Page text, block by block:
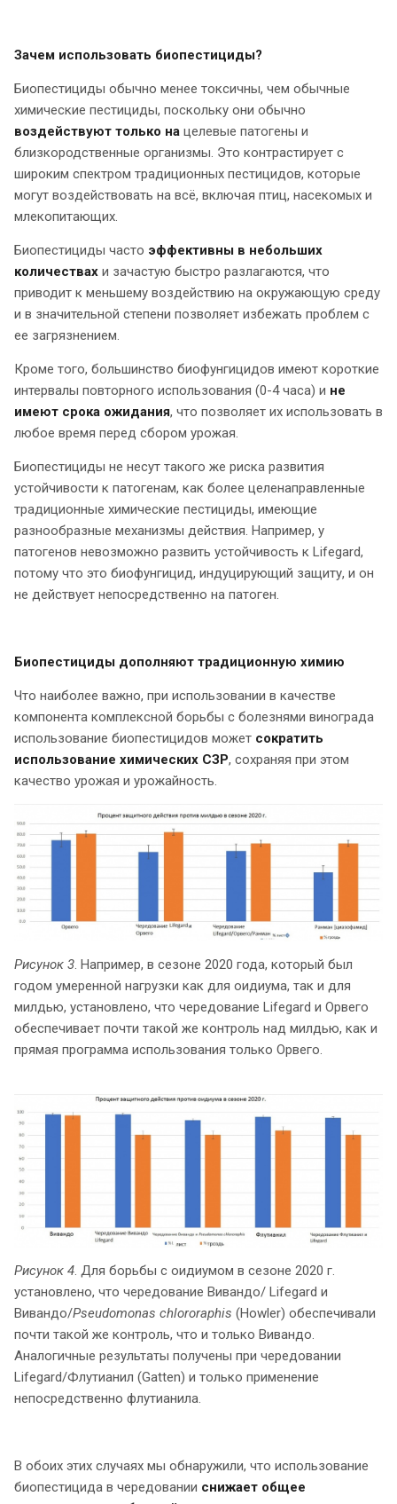
Зачем использовать биопестициды?
Биопестициды обычно менее токсичны, чем обычные
химические пестициды, поскольку они обычно
воздействуют только на целевые патогены и
близкородственные организмы. Это контрастирует с
широким спектром традиционных пестицидов, которые
могут воздействовать на всё, включая птиц, насекомых и
млекопитающих.
Биопестициды часто эффективны в небольших
количествах и зачастую быстро разлагаются, что
приводит к меньшему воздействию на окружающую среду
и в значительной степени позволяет избежать проблем с
ее загрязнением.
Кроме того, большинство биофунгицидов имеют короткие
интервалы повторного использования (0-4 часа) и не
имеют срока ожидания, что позволяет их использовать в
любое время перед сбором урожая.
Биопестициды не несут такого же риска развития
устойчивости к патогенам, как более целенаправленные
традиционные химические пестициды, имеющие
разнообразные механизмы действия. Например, у
патогенов невозможно развить устойчивость к Lifegard,
потому что это биофунгицид, индуцирующий защиту, и он
не действует непосредственно на патоген.
Биопестициды дополняют традиционную химию
Что наиболее важно, при использовании в качестве
компонента комплексной борьбы с болезнями винограда
использование биопестицидов может сократить
использование химических СЗР, сохраняя при этом
качество урожая и урожайность.
Рисунок 3. Например, в сезоне 2020 года, который был
годом умеренной нагрузки как для оидиума, так и для
милдью, установлено, что чередование Lifegard и Орвего
обеспечивает почти такой же контроль над милдью, как и
прямая программа использования только Орвего.
Рисунок 4. Для борьбы с оидиумом в сезоне 2020 г.
установлено, что чередование Вивандо/ Lifegard и
Вивандо/Pseudomonas chlororaphis (Howler) обеспечивали
почти такой же контроль, что и только Вивандо.
Аналогичные результаты получены при чередовании
Lifegard/Флутианил (Gatten) и только применение
непосредственно флутианила.
В обоих этих случаях мы обнаружили, что использование
биопестицида в чередовании снижает общее